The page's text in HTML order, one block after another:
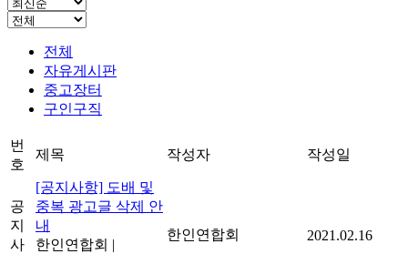
전체
자유게시판
중고장터
구인구직
번
호
제목 작성자 작성일
공
지
사
[공지사항] 도배 및
중복 광고글 삭제 안
내
한인연합회 |
한인연합회 2021.02.16